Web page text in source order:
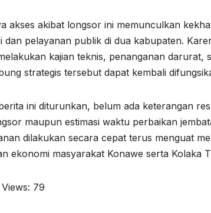
akses akibat longsor ini memunculkan
dan pelayanan publik di dua kabupaten.
kajian teknis, penanganan
strategis tersebut dapat kembali
ini diturunkan, belum ada keterangan
maupun estimasi waktu perbaikan
dilakukan secara cepat terus menguat
ekonomi masyarakat Konawe serta Kolaka
79